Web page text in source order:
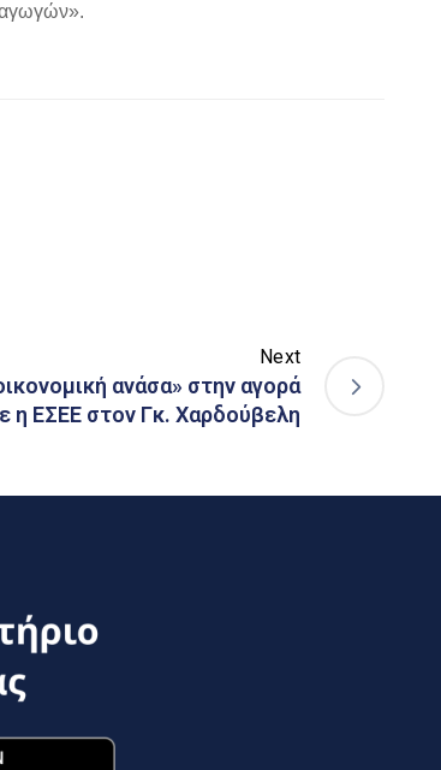
Next
ανάσα» στην αγορά
η ΕΣΕΕ στον Γκ. Χαρδούβελη